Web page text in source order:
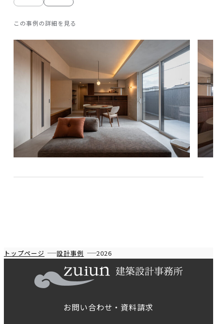
前
写
次
写
この事例の詳細を見る
トップページ 設計事例 2026
お問い合わせ・資料請求